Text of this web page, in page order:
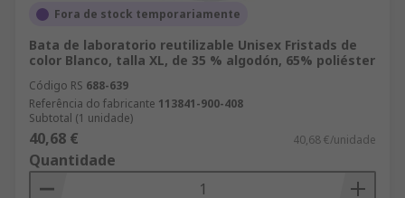
Fora de stock temporariamente
Bata de laboratorio reutilizable Unisex Fristads de
color Blanco, talla XL, de 35 % algodón, 65% poliéster
Código RS 688-639
Referência do fabricante 113841-900-408
Subtotal (1 unidade)
40,68 € 40,68 €/unidade
Quantidade